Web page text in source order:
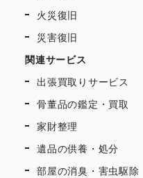
火災復旧
災害復旧
関連サービス
出張買取りサービス
骨董品の鑑定・買取
家財整理
遺品の供養・処分
部屋の消臭・害虫駆除